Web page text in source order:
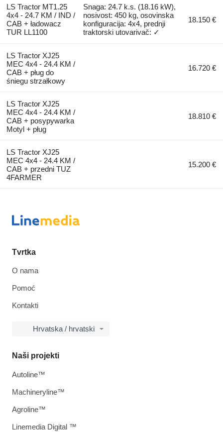
LS Tractor MT1.25
4x4 - 24.7 KM / IND /
CAB + ładowacz
TUR LL1100
Snaga: 24.7 k.s. (18.16 kW),
nosivost: 450 kg, osovinska
konfiguracija: 4x4, prednji
traktorski utovarivač: ✓
18.150 €
LS Tractor XJ25
MEC 4x4 - 24.4 KM /
CAB + pług do
śniegu strzałkowy
16.720 €
LS Tractor XJ25
MEC 4x4 - 24.4 KM /
CAB + posypywarka
Motyl + pług
18.810 €
LS Tractor XJ25
MEC 4x4 - 24.4 KM /
CAB + przedni TUZ
4FARMER
15.200 €
Tvrtka
O nama
Pomoć
Kontakti
Hrvatska / hrvatski
Naši projekti
Autoline™
Machineryline™
Agroline™
Linemedia Digital ™